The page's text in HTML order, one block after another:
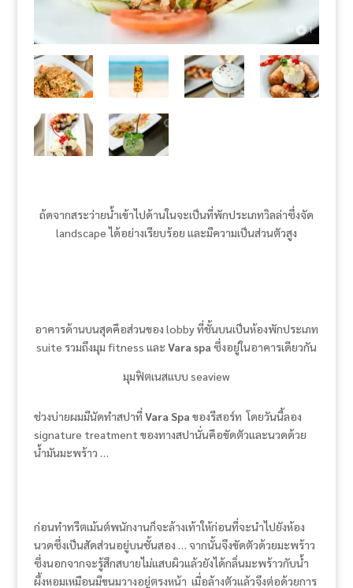
ถ้ดจากสระว่ายน้ำเข้าไปด้านในจะเป็นที่พักประเภทวิลล่าซึ่งจัด
landscape ได้อย่างเรียบร้อย และมีความเป็นส่วนตัวสูง
อาคารด้านบนสุดคือส่วนของ lobby ที่ชั้นบนเป็นห้องพักประเภท
suite รวมถึงมุม fitness และ Vara spa ซึ่งอยู่ในอาคารเดียวกัน
มุมฟิตเนสแบบ seaview
ช่วงบ่ายผมมีนัดทำสปาที่ Vara Spa ของรีสอร์ท โดยวันนี้ลอง
signature treatment ของทางสปานั่นคือขัดตัวและนวดด้วย
น้ำมันมะพร้าว …
ก่อนทำทรีตเม้นต์พนักงานก็จะล้างเท้าให้ก่อนที่จะนำไปยังห้อง
นวดซึ่งเป็นสัดส่วนอยู่บนชั้นสอง … จากนั้นจึงขัดตัวด้วยมะพร้าว
ซึ่งนอกจากจะรู้สึกสบายไม่แสบผิวแล้วยังได้กลิ่นมะพร้าวกับน้ำ
ผึ้งหอมเหมือนมีขนมวางอยู่ตรงหน้า เมื่อล้างตัวแล้วจึงต่อด้วยการ